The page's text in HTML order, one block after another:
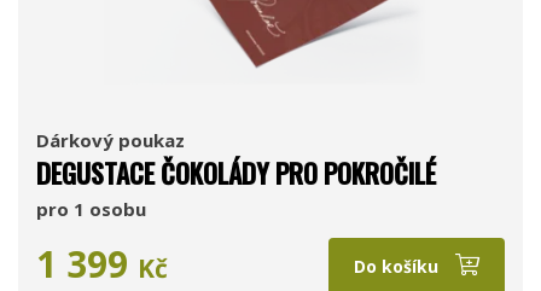
Dárkový poukaz
DEGUSTACE ČOKOLÁDY PRO POKROČILÉ
pro 1 osobu
1 399 Kč Do košíku